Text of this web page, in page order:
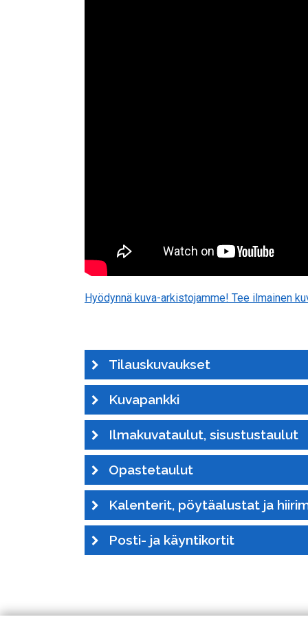
Hyödynnä kuva-arkistojamme! Tee ilmainen
Tilauskuvaukset
Kuvapankki
Ilmakuvataulut, sisustustaulut
Opastetaulut
Kalenterit, pöytäalustat ja
Posti- ja käyntikortit